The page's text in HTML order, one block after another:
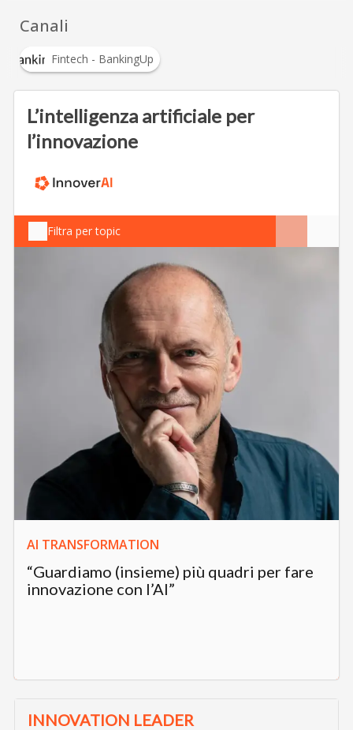
Canali
Fintech - BankingUp
L’intelligenza artificiale per
l’innovazione
Filtra per topic
AI TRANSFORMATION
“Guardiamo (insieme) più quadri per fare
innovazione con l’AI”
INNOVATION LEADER